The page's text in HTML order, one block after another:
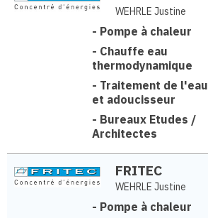
WEHRLE Justine
- Pompe à chaleur
- Chauffe eau
thermodynamique
- Traitement de l'eau
et adoucisseur
- Bureaux Etudes /
Architectes
FRITEC
WEHRLE Justine
- Pompe à chaleur